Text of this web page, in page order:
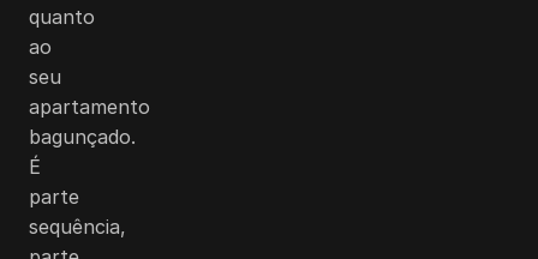
quanto
ao
seu
apartamento
bagunçado.
É
parte
sequência,